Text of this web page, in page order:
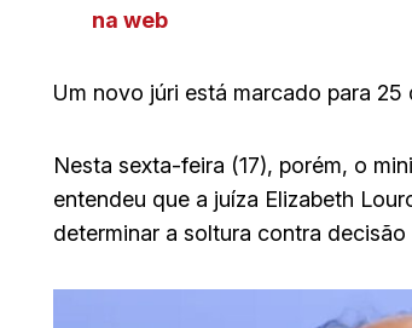
na web
Um novo júri está marcado para 25
Nesta sexta-feira (17), porém, o
entendeu que a juíza Elizabeth
determinar a soltura contra